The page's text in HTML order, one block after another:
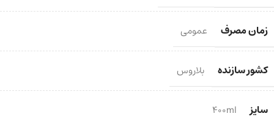
زمان مصرف عمومی
کشور سازنده بلاروس
سایز 400ml